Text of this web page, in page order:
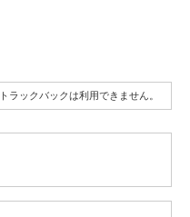
トラックバックは利用できません。